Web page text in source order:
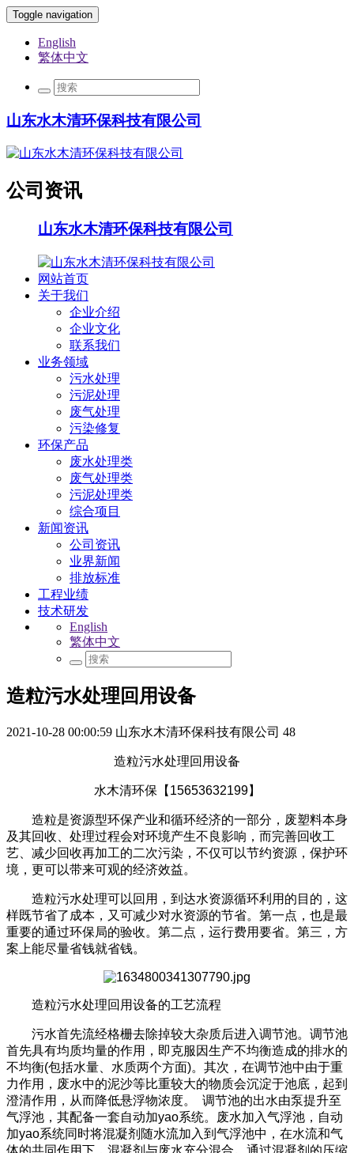
Toggle navigation
English
繁体中文
山东水木清环保科技有限公司
公司资讯
山东水木清环保科技有限公司
网站首页
关于我们
企业介绍
企业文化
联系我们
业务领域
污水处理
污泥处理
废气处理
污染修复
环保产品
废水处理类
废气处理类
污泥处理类
综合项目
新闻资讯
公司资讯
业界新闻
排放标准
工程业绩
技术研发
English
繁体中文
造粒污水处理回用设备
2021-10-28 00:00:59 山东水木清环保科技有限公司 48
造粒污水处理回用设备
水木清环保【15653632199】
造粒是资源型环保产业和循环经济的一部分，废塑料本身
及其回收、处理过程会对环境产生不良影响，而完善回收工
艺、减少回收再加工的二次污染，不仅可以节约资源，保护环
境，更可以带来可观的经济效益。
造粒污水处理可以回用，到达水资源循环利用的目的，这
样既节省了成本，又可减少对水资源的节省。第一点，也是最
重要的通过环保局的验收。第二点，运行费用要省。第三，方
案上能尽量省钱就省钱。
造粒污水处理回用设备的工艺流程
污水首先流经格栅去除掉较大杂质后进入调节池。调节池
首先具有均质均量的作用，即克服因生产不均衡造成的排水的
不均衡(包括水量、水质两个方面)。其次，在调节池中由于重
力作用，废水中的泥沙等比重较大的物质会沉淀于池底，起到
澄清作用，从而降低悬浮物浓度。 调节池的出水由泵提升至
气浮池，其配备一套自动加yao系统。废水加入气浮池，自动
加yao系统同时将混凝剂随水流加入到气浮池中，在水流和气
体的共同作用下，混凝剂与废水充分混合。通过混凝剂的压缩